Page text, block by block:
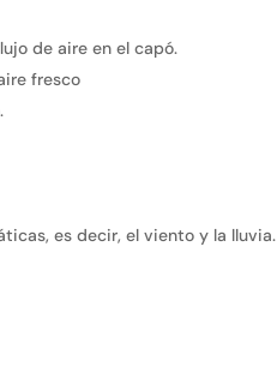
de aire en el capó.
fresco
es decir, el viento y la lluvia.